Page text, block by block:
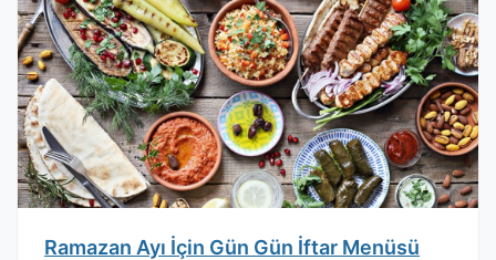
Ramazan Ayı İçin Gün Gün İftar Menüsü